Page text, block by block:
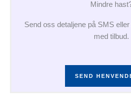
Mindre
Send oss detaljene på SMS
med tilbud.
SEND